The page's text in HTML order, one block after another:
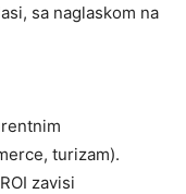
sa naglaskom na
turizam).
zavisi